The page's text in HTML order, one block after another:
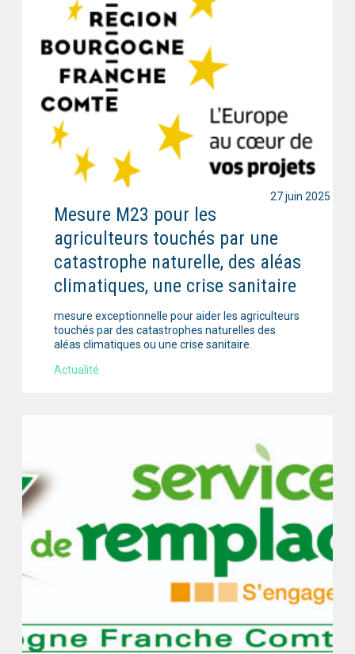
Mesure M23 pour les
agriculteurs touchés par une
catastrophe naturelle, des aléas
climatiques, une crise sanitaire
mesure exceptionnelle pour aider les agriculteurs
touchés par des catastrophes naturelles des
aléas climatiques ou une crise sanitaire.
Actualité
27 juin 2025